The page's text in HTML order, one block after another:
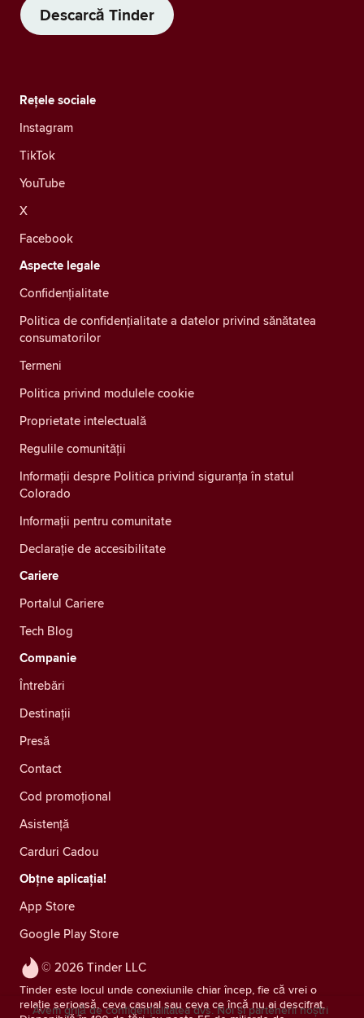
Descarcă Tinder
© 2026 Tinder LLC
Tinder este locul unde conexiunile chiar încep, fie că vrei o
relație serioasă, ceva casual sau ceva ce încă nu ai descifrat.
Rețele sociale
Instagram
TikTok
YouTube
X
Facebook
Aspecte legale
Confidenţialitate
Politica de confidențialitate a datelor privind sănătatea
consumatorilor
Termeni
Politica privind modulele cookie
Proprietate intelectuală
Regulile comunității
Informații despre Politica privind siguranța în statul
Colorado
Informații pentru comunitate
Declarație de accesibilitate
Cariere
Portalul Cariere
Tech Blog
Companie
Întrebări
Destinații
Presă
Contact
Cod promoțional
Asistență
Carduri Cadou
Obțne aplicația!
App Store
Google Play Store
Avem grijă de confidențialitatea dvs. Noi și partenerii noștri